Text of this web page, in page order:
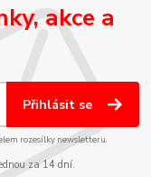
akce a
Přihlásit se
rozesílky newsletteru.
za 14 dní.